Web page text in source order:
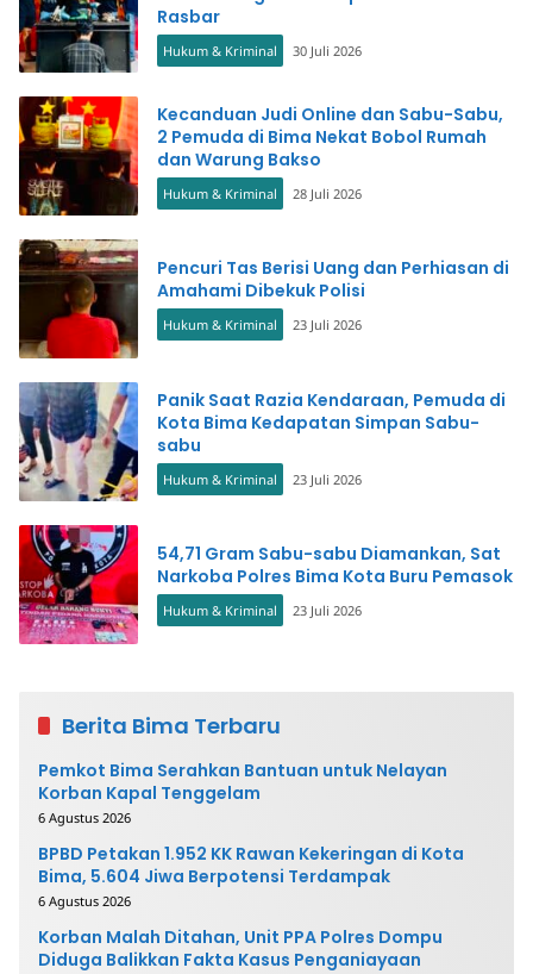
Rasbar
Hukum & Kriminal 30 Juli 2026
Kecanduan Judi Online dan Sabu-Sabu,
2 Pemuda di Bima Nekat Bobol Rumah
dan Warung Bakso
Hukum & Kriminal 28 Juli 2026
Pencuri Tas Berisi Uang dan Perhiasan di
Amahami Dibekuk Polisi
Hukum & Kriminal 23 Juli 2026
Panik Saat Razia Kendaraan, Pemuda di
Kota Bima Kedapatan Simpan Sabu-
sabu
Hukum & Kriminal 23 Juli 2026
54,71 Gram Sabu-sabu Diamankan, Sat
Narkoba Polres Bima Kota Buru Pemasok
Hukum & Kriminal 23 Juli 2026
Berita Bima Terbaru
Pemkot Bima Serahkan Bantuan untuk Nelayan
Korban Kapal Tenggelam
6 Agustus 2026
BPBD Petakan 1.952 KK Rawan Kekeringan di Kota
Bima, 5.604 Jiwa Berpotensi Terdampak
6 Agustus 2026
Korban Malah Ditahan, Unit PPA Polres Dompu
Diduga Balikkan Fakta Kasus Penganiayaan